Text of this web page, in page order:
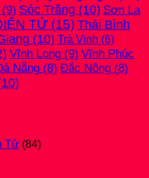
(9) Sóc Trăng (10) Sơn La
TỬ (15) Thái Bình
(10) Trà Vinh (6)
Vĩnh Long (9) Vĩnh Phúc
Nẵng (8) Đắc Nông (8)
Tử (84)